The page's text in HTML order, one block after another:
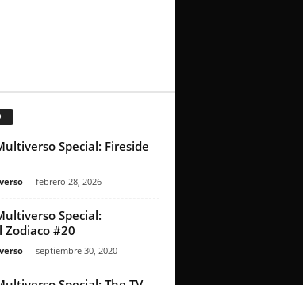
Special: Fireside
- febrero 28, 2026
Special:
Zodiaco #20
- septiembre 30, 2020